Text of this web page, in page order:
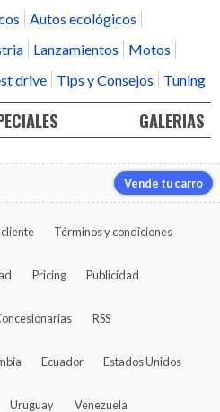
Autos ecológicos
Lanzamientos
Motos
drive Tips y Consejos Tuning
GALERIAS
Vende tu carro
Términos y condiciones
Pricing Publicidad
RSS
Ecuador Estados Unidos
Uruguay Venezuela